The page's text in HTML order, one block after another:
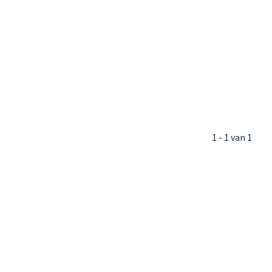
1 - 1 van 1